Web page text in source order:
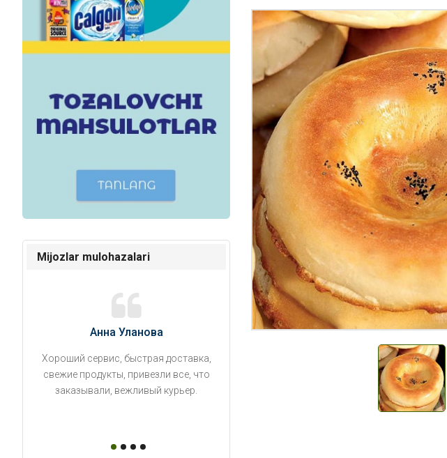
Mijozlar mulohazalari
Анна Уланова
Хороший сервис, быстрая доставка,
свежие продукты, привезли все, что
заказывали, вежливый курьер.
Александр П.
время. Занесли на 5 этаж без лифта,
Лежу в
привезли
времени.